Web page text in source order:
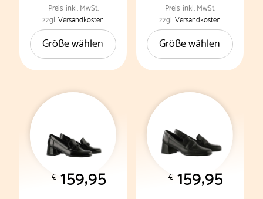
Preis inkl. MwSt.
zzgl.Versandkosten
Größe wählen
Dieses
Produkt
weist
mehrere
Varianten
Optionen
können
auf
Produktseite
Preis inkl. MwSt.
zzgl.Versandkosten
Größe wählen
Dieses
Produkt
weist
mehrere
Varianten
Optionen
können
auf
Produktseite
€159,95 €159,95